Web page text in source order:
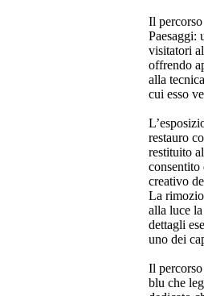
Il
Paesaggi:
visitatori
offrendo
alla
cui esso
restauro
restituito
consentito
creativo
La
alla luce
dettagli
uno dei
Il
blu che